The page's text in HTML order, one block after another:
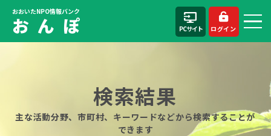
おおいたNPO情報バンク
お ん ぽ PCサイト ログイン
検索結果
主な活動分野、市町村、キーワードなどから検索することが
できます